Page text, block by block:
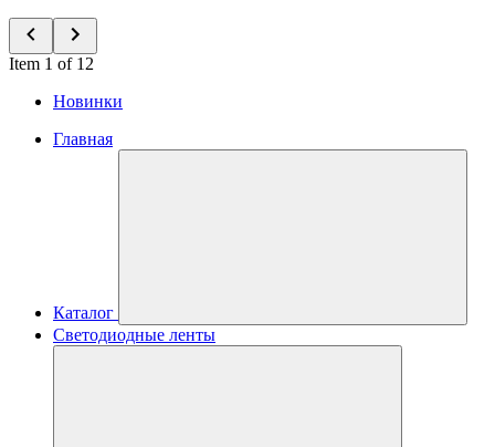
Item 1 of 12
Новинки
Главная
Каталог
Светодиодные ленты